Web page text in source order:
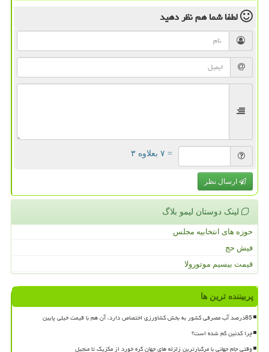
لطفا شما همنظر دهید
= ۷ بعلاوه ۳
ارسال نظر
لینک دوستان لیمو بلاگ
حوزه های انتخابیه مجلس
فیش حج
قیمت بیسیم موتورولا
پربیننده ترین ها
85درصد آب مصرفی کشور به بخش کشاورزی اختصاص دارد، آن هم با قیمت خیلی پایین
چرا کدئین کم شده است؟
وقتی جام جهانی با مرگبارترین زلزله های جهان گره خورد از مکزیک تا منجیل